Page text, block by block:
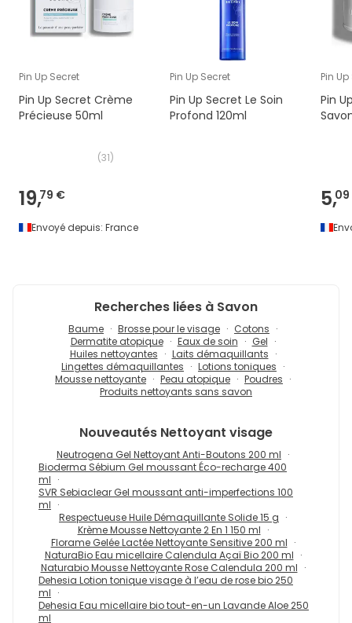
Pin Up Secret
Pin Up Secret Crème
Précieuse 50ml
(31)
19,79 €
Envoyé depuis: France
Pin Up Secret
Pin Up Secret Le Soin
Profond 120ml
Pin
Pin
5,
Recherches liées à Savon
Baume Brosse pour le visage
Cotons
Dermatite atopique
Eaux de soin
Gel
Huiles nettoyantes
Laits démaquillants
Lingettes démaquillantes
Lotions toniques
Mousse nettoyante
Peau atopique
Poudres
Produits nettoyants sans savon
Nouveautés Nettoyant visage
Neutrogena Gel Nettoyant Anti-Boutons 200 ml
Bioderma Sébium Gel moussant Éco-recharge 400
ml
SVR Sebiaclear Gel moussant anti-imperfections 100
ml
Respectueuse Huile Démaquillante Solide 15 g
Krème Mousse Nettoyante 2 En 1 150 ml
Florame Gelée Lactée Nettoyante Sensitive 200 ml
NaturaBio Eau micellaire Calendula Açaï Bio 200 ml
Naturabio Mousse Nettoyante Rose Calendula 200 ml
Dehesia Lotion tonique visage à l’eau de rose bio 250
ml
Dehesia Eau micellaire bio tout-en-un Lavande Aloe 250
ml